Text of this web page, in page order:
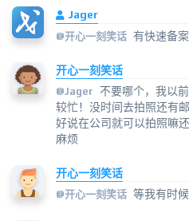
Jager
@开心一刻笑话 有快速备
开心一刻笑话
@Jager
不要哪个，我以
较忙！没时间去拍照还有
好说在公司就可以拍照嘛
麻烦
开心一刻笑话
@开心一刻笑话 等我有时